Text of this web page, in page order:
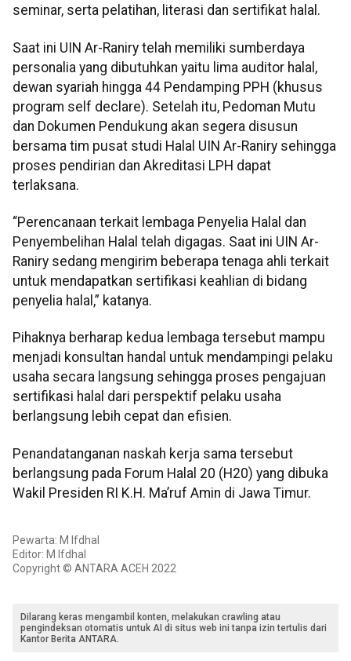
seminar, serta pelatihan, literasi dan sertifikat halal.
Saat ini UIN Ar-Raniry telah memiliki sumberdaya
personalia yang dibutuhkan yaitu lima auditor halal,
dewan syariah hingga 44 Pendamping PPH (khusus
program self declare). Setelah itu, Pedoman Mutu
dan Dokumen Pendukung akan segera disusun
bersama tim pusat studi Halal UIN Ar-Raniry sehingga
proses pendirian dan Akreditasi LPH dapat
terlaksana.
“Perencanaan terkait lembaga Penyelia Halal dan
Penyembelihan Halal telah digagas. Saat ini UIN Ar-
Raniry sedang mengirim beberapa tenaga ahli terkait
untuk mendapatkan sertifikasi keahlian di bidang
penyelia halal,” katanya.
Pihaknya berharap kedua lembaga tersebut mampu
menjadi konsultan handal untuk mendampingi pelaku
usaha secara langsung sehingga proses pengajuan
sertifikasi halal dari perspektif pelaku usaha
berlangsung lebih cepat dan efisien.
Penandatanganan naskah kerja sama tersebut
berlangsung pada Forum Halal 20 (H20) yang dibuka
Wakil Presiden RI K.H. Ma’ruf Amin di Jawa Timur.
Pewarta: M Ifdhal
Editor: M Ifdhal
Copyright © ANTARA ACEH 2022
Dilarang keras mengambil konten, melakukan crawling atau
pengindeksan otomatis untuk AI di situs web ini tanpa izin tertulis dari
Kantor Berita ANTARA.